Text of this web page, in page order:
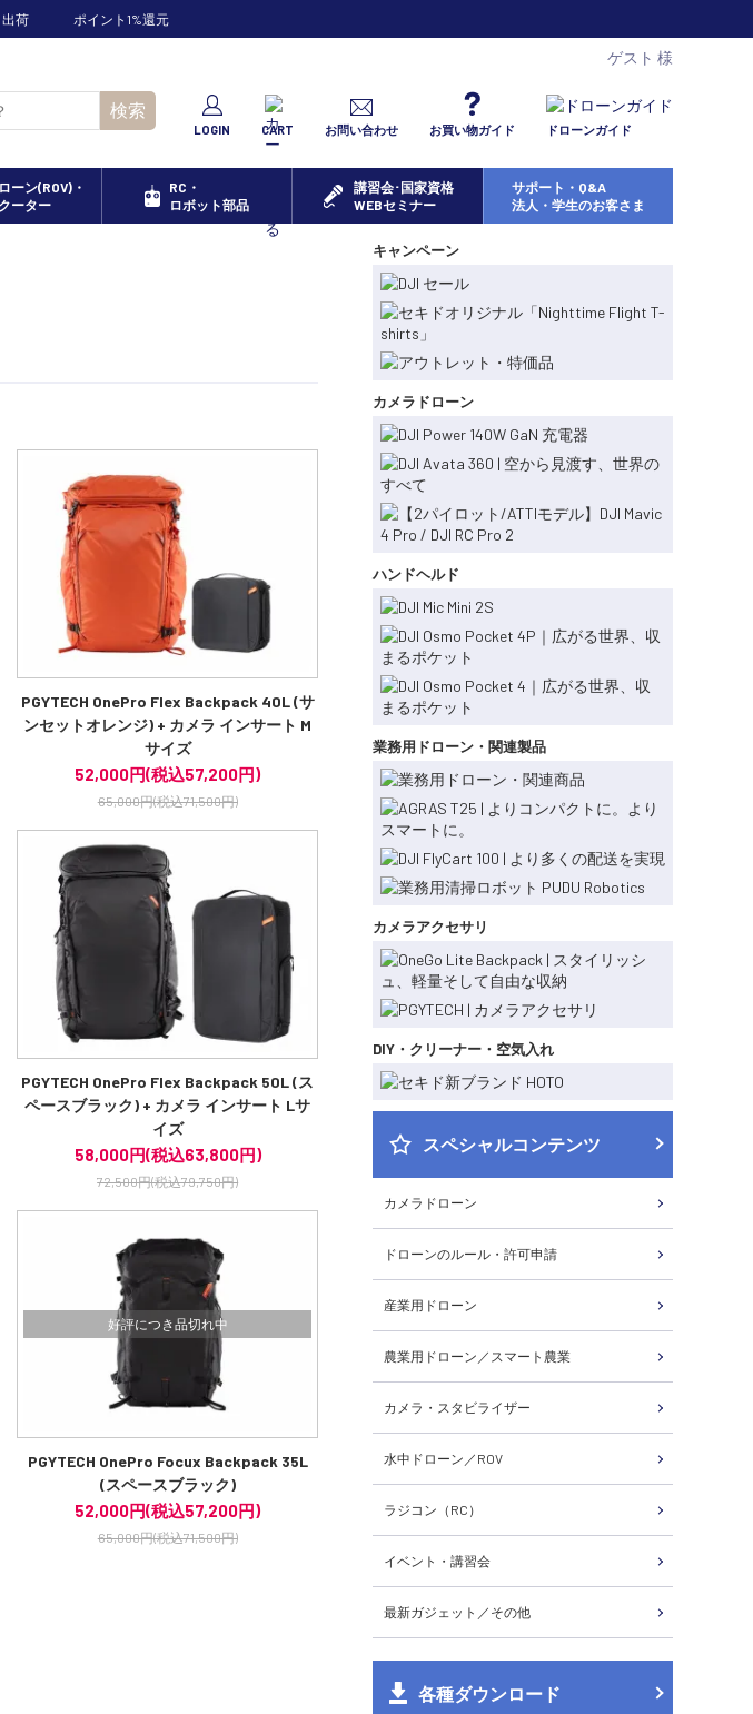
荷 ポイント1%還元
ゲスト 様
検索
LOGIN CART お問い合わせ お買い物ガイド ドローンガイド
ーン(ROV)・
ーター
RC・
ロボット部品
講習会･国家資格
WEBセミナー
サポート・Q&A
法人・学生のお客さま
キャンペーン
カメラドローン
ハンドヘルド
業務用ドローン・関連製品
カメラアクセサリ
DIY・クリーナー・空気入れ
スペシャルコンテンツ
カメラドローン
ドローンのルール・許可申請
産業用ドローン
農業用ドローン／スマート農業
カメラ・スタビライザー
水中ドローン／ROV
ラジコン（RC）
イベント・講習会
最新ガジェット／その他
各種ダウンロード
PGYTECH OnePro Flex Backpack 40L (サ
ンセットオレンジ) + カメラ インサート M
サイズ
52,000円(税込57,200円)
65,000円(税込71,500円)
PGYTECH OnePro Flex Backpack 50L (ス
ペースブラック) + カメラ インサート Lサ
イズ
58,000円(税込63,800円)
72,500円(税込79,750円)
好評につき品切れ中
PGYTECH OnePro Focux Backpack 35L
(スペースブラック)
52,000円(税込57,200円)
65,000円(税込71,500円)